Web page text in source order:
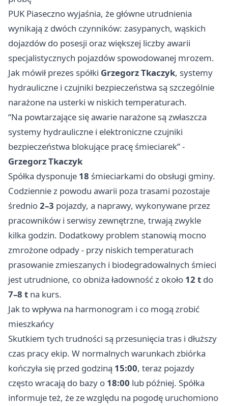
PUK Piaseczno wyjaśnia, że główne utrudnienia
wynikają z dwóch czynników: zasypanych, wąskich
dojazdów do posesji oraz większej liczby awarii
specjalistycznych pojazdów spowodowanej mrozem.
Jak mówił prezes spółki Grzegorz Tkaczyk, systemy
hydrauliczne i czujniki bezpieczeństwa są szczególnie
narażone na usterki w niskich temperaturach.
“Na powtarzające się awarie narażone są zwłaszcza
systemy hydrauliczne i elektroniczne czujniki
bezpieczeństwa blokujące pracę śmieciarek” -
Grzegorz Tkaczyk
Spółka dysponuje 18 śmieciarkami do obsługi gminy.
Codziennie z powodu awarii poza trasami pozostaje
średnio2–3 pojazdy, a naprawy, wykonywane przez
pracowników i serwisy zewnętrzne, trwają zwykle
kilka godzin. Dodatkowy problem stanowią mocno
zmrożone odpady - przy niskich temperaturach
prasowanie zmieszanych i biodegradowalnych śmieci
jest utrudnione, co obniża ładowność z około 12 t do
7–8 t na kurs.
Jak to wpływa na harmonogram i co mogą zrobić
mieszkańcy
Skutkiem tych trudności są przesunięcia tras i dłuższy
czas pracy ekip. W normalnych warunkach zbiórka
kończyła się przed godziną 15:00, teraz pojazdy
często wracają do bazy o 18:00 lub później. Spółka
informuje też, że ze względu na pogodę uruchomiono